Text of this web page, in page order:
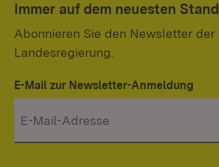
Immer auf dem neuesten Stand
Abonnieren Sie den Newsletter der
Landesregierung.
E-Mail zur Newsletter-Anmeldung